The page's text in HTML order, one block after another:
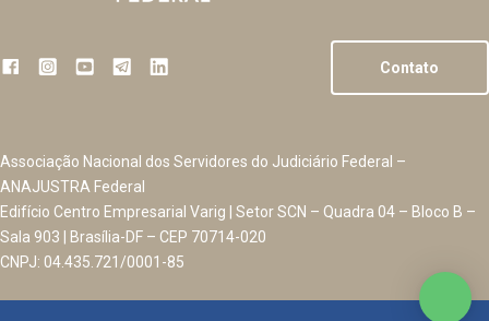
Contato
Associação Nacional dos Servidores do Judiciário Federal –
ANAJUSTRA Federal
Edifício Centro Empresarial Varig | Setor SCN – Quadra 04 – Bloco B –
Sala 903 | Brasília-DF – CEP 70714-020
CNPJ: 04.435.721/0001-85